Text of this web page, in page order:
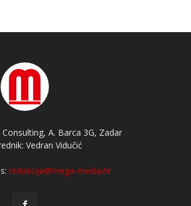
A. Barca 3G, Zadar
Vedran Vidučić
redakcija@mega-media.hr